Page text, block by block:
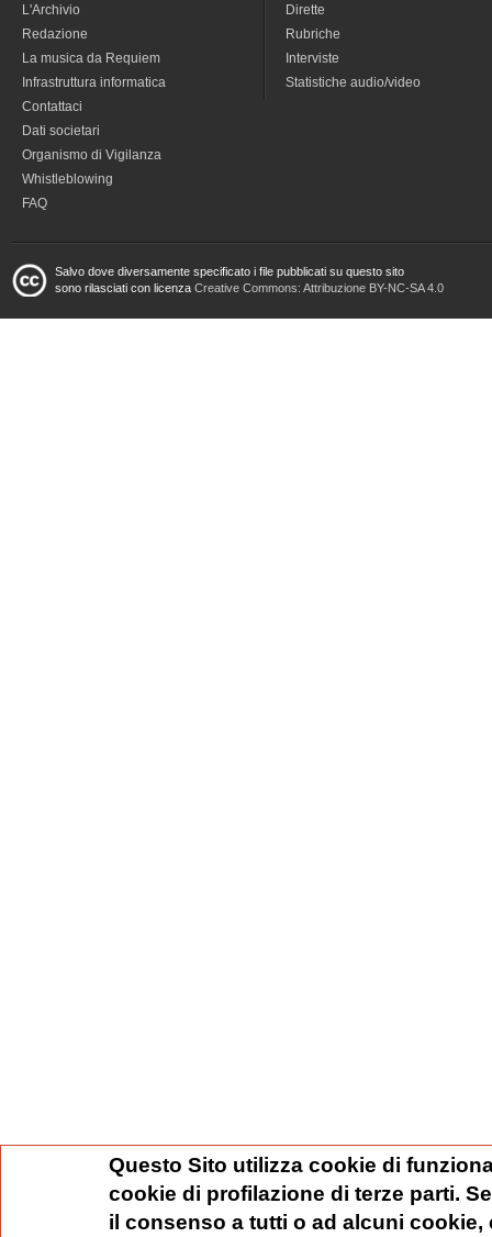
L'Archivio
Redazione
La musica da Requiem
Infrastruttura informatica
Contattaci
Dati societari
Organismo di Vigilanza
Whistleblowing
FAQ
Dirette
Rubriche
Interviste
Statistiche audio/video
Salvo dove diversamente specificato i file pubblicati su questo sito
sono rilasciati con licenza Creative Commons: Attribuzione BY-NC-SA 4.0
Questo Sito utilizza cookie di
cookie di profilazione di terze parti.
il consenso a tutti o ad alcuni